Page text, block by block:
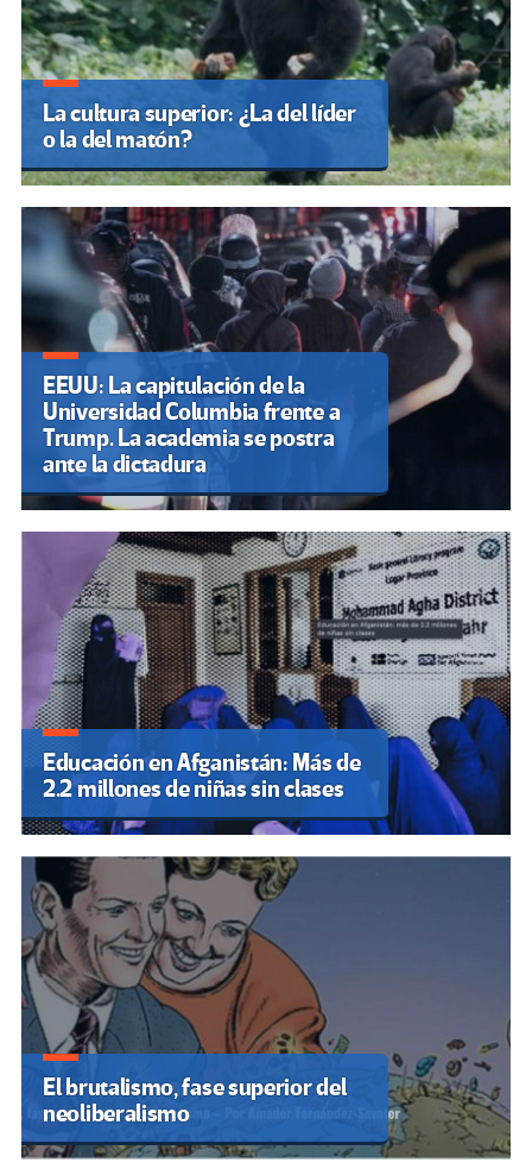
La cultura superior: ¿La del líder
o la del matón?
EEUU: La capitulación de la
Universidad Columbia frente a
Trump. La academia se postra
ante la dictadura
Educación en Afganistán: Más de
2.2 millones de niñas sin clases
El brutalismo, fase superior del
neoliberalismo